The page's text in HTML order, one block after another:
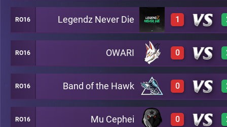
A20
0 A19
2 A20
3 A19
0 A20
3 A18
0 A19
3 A20
RO16 Legendz Never Die 1
1 A18
0
RO16 OWARI 0
0 A18
RO16 Band of the Hawk 0
0 A18
RO16 Mu Cephei 0